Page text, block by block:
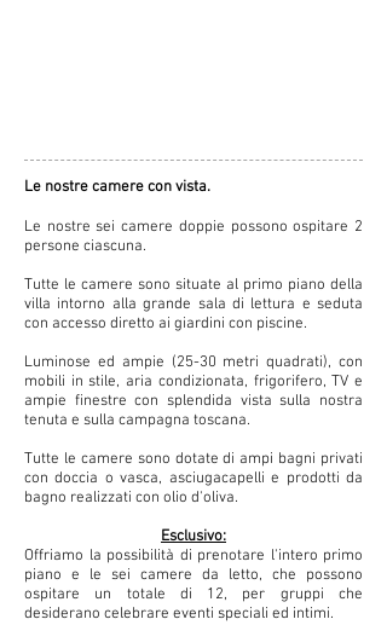
Le nostre camere con vista.
Le nostre sei camere doppie possono ospitare 2
persone ciascuna.
Tutte le camere sono situate al primo piano della
villa intorno alla grande sala di lettura e seduta
con accesso diretto ai giardini con piscine.
Luminose ed ampie (25-30 metri quadrati), con
mobili in stile, aria condizionata, frigorifero, TV e
ampie finestre con splendida vista sulla nostra
tenuta e sulla campagna toscana.
Tutte le camere sono dotate di ampi bagni privati
con doccia o vasca, asciugacapelli e prodotti da
bagno realizzati con olio d'oliva.
Esclusivo:
Offriamo la possibilità di prenotare l'intero primo
piano e le sei camere da letto, che possono
ospitare un totale di 12, per gruppi che
desiderano celebrare eventi speciali ed intimi.